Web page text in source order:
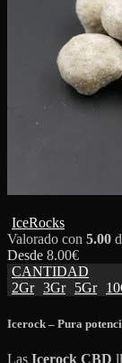
IceRocks
Valorado con 5.00
Desde 8.00€
CANTIDAD
2Gr 3Gr 5Gr
Icerock – Pura
Las Icerock CBD